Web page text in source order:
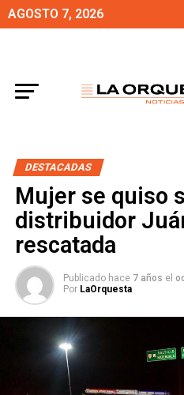
AGOSTO 7, 2026
DESTACADAS
Mujer se quiso
distribuidor
rescatada
Publicado hace 7 años el
Por LaOrquesta